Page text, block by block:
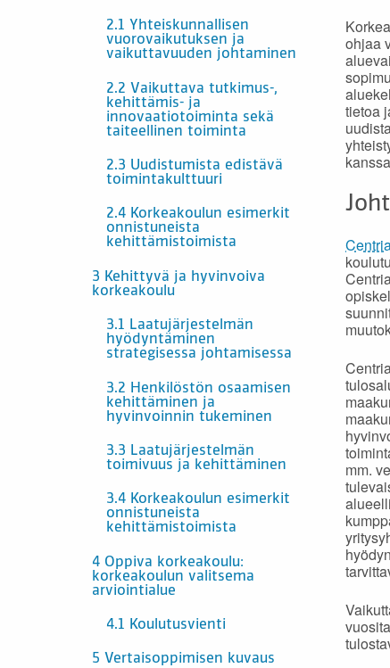
2.1 Yhteiskunnallisen
vuorovaikutuksen ja
vaikuttavuuden johtaminen
2.2 Vaikuttava tutkimus-,
kehittämis- ja
innovaatiotoiminta sekä
taiteellinen toiminta
2.3 Uudistumista edistävä
toimintakulttuuri
2.4 Korkeakoulun esimerkit
onnistuneista
kehittämistoimista
3 Kehittyvä ja hyvinvoiva
korkeakoulu
3.1 Laatujärjestelmän
hyödyntäminen
strategisessa johtamisessa
3.2 Henkilöstön osaamisen
kehittäminen ja
hyvinvoinnin tukeminen
3.3 Laatujärjestelmän
toimivuus ja kehittäminen
3.4 Korkeakoulun esimerkit
onnistuneista
kehittämistoimista
4 Oppiva korkeakoulu:
korkeakoulun valitsema
arviointialue
4.1 Koulutusvienti
5 Vertaisoppimisen kuvaus
ohjaa
tietoa
mm.